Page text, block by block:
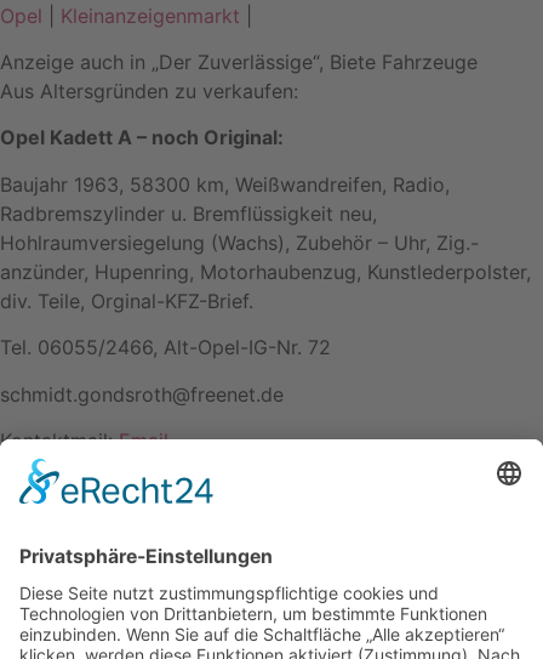
Opel Kleinanzeigenmarkt
Anzeige auch in „Der Zuverlässige“, Biete Fahrzeuge
Aus Altersgründen zu verkaufen:
Opel Kadett A – noch Original:
Baujahr 1963, 58300 km, Weißwandreifen, Radio,
Radbremszylinder u. Bremflüssigkeit neu,
Hohlraumversiegelung (Wachs), Zubehör – Uhr, Zig.-
anzünder, Hupenring, Motorhaubenzug, Kunstlederpolster,
div. Teile, Orginal-KFZ-Brief.
Tel. 06055/2466, Alt-Opel-IG-Nr. 72
schmidt.gondsroth@freenet.de
Kontaktmail:Email
Name: Winfried Schmidt
Impressum
Datenschutzerklärung
Mitgliederbereich
Facebook
Instagram